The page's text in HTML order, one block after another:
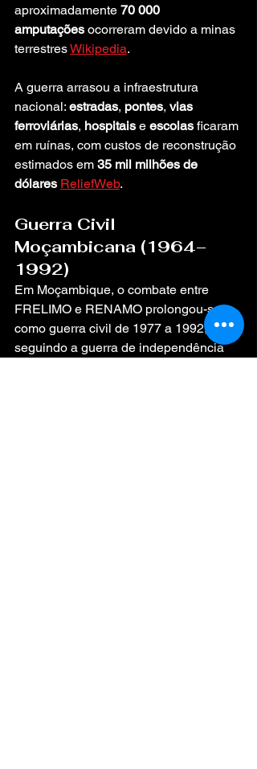
aproximadamente 70 000
amputações ocorreram devido a minas
terrestres Wikipedia.
A guerra arrasou a infraestrutura
nacional: estradas, pontes, vias
ferroviárias, hospitais e escolas ficaram
em ruínas, com custos de reconstrução
estimados em 35 mil milhões de
dólares ReliefWeb.
Guerra Civil
Moçambicana (1964–
1992)
Em Moçambique, o combate entre
FRELIMO e RENAMO prolongou-se
como guerra civil de 1977 a 1992,
seguindo a guerra de independência